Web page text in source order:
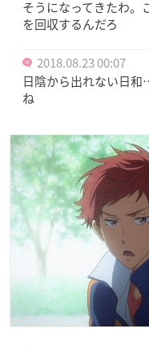
そうになってきたわ。
を回収するんだろ
2018.08.23 00:07
日陰から出れない日
ね